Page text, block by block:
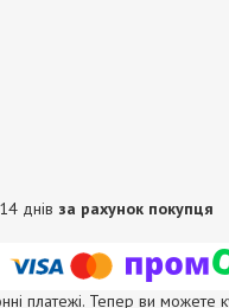
днів за рахунок покупця
платежі. Тепер ви можете